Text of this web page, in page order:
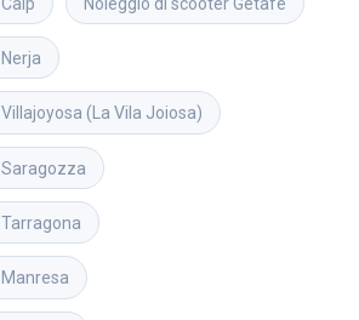
Nerja
Villajoyosa (La Vila Joiosa)
Saragozza
Tarragona
Manresa